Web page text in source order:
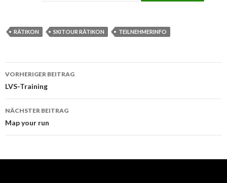
RÄTIKON SKITOUR RÄTIKON TEILNEHMERINFO
Beitrags-
Navigation
VORHERIGER BEITRAG
LVS-Training
NÄCHSTER BEITRAG
Map your run